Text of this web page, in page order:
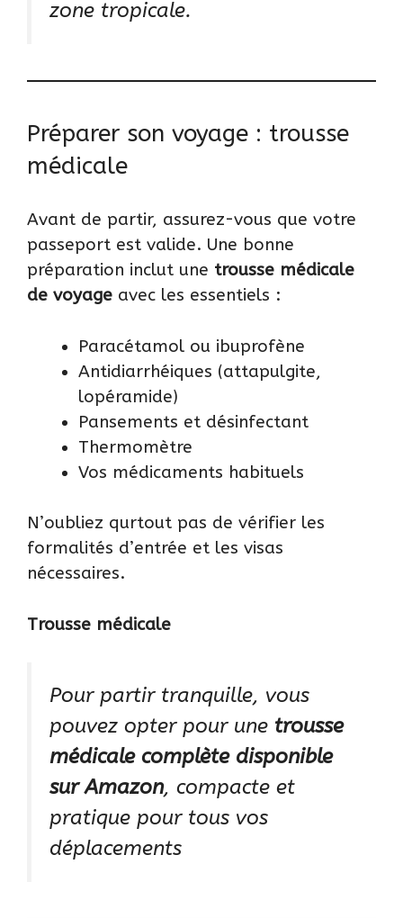
zone tropicale.
Préparer son voyage : trousse
médicale
Avant de partir, assurez-vous que votre
passeport est valide. Une bonne
préparation inclut une trousse médicale
de voyage avec les essentiels :
Paracétamol ou ibuprofène
Antidiarrhéiques (attapulgite,
lopéramide)
Pansements et désinfectant
Thermomètre
Vos médicaments habituels
N’oubliez qurtout pas de vérifier les
formalités d’entrée et les visas
nécessaires.
Trousse médicale
Pour partir tranquille, vous
pouvez opter pour une trousse
médicale complète disponible
sur Amazon, compacte et
pratique pour tous vos
déplacements